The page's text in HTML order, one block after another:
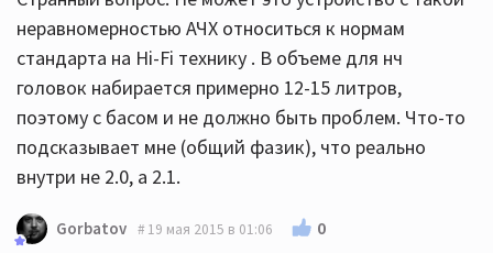
неравномерностью АЧХ относиться к нормам
стандарта на Hi-Fi технику . В объеме для нч
головок набирается примерно 12-15 литров,
поэтому с басом и не должно быть проблем. Что-то
подсказывает мне (общий фазик), что реально
внутри не 2.0, а 2.1.
Gorbatov 19 мая 2015 в 01:06 0